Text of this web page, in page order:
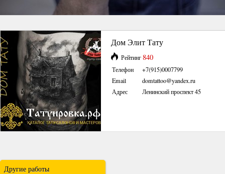
Дом Элит Тату
Рейтинг840
Телефон
+7(915)0007799
Email
domtattoo@yandex.ru
Адрес
Ленинский проспект 45
Другие работы